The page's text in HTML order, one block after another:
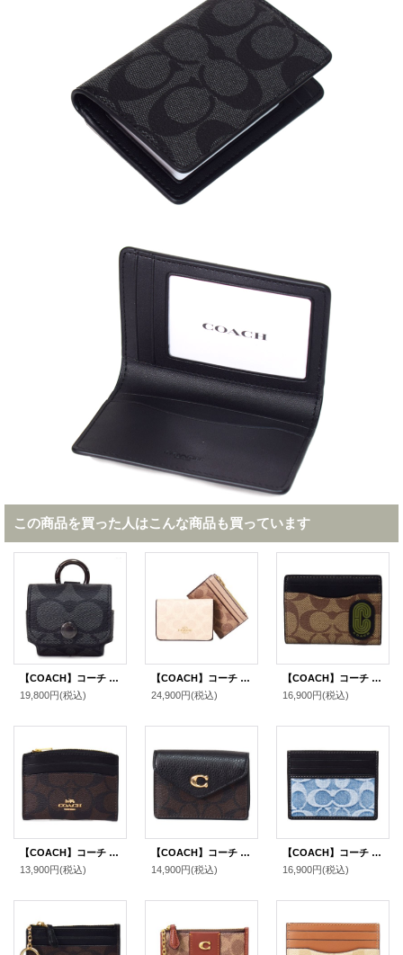
この商品を買った人はこんな商品も買っています
【COACH】コーチ コーティングキャンバス カーフレザー シグネチャー イヤホン airpods pro エアーポッズプロ ケース バッグチャーム キーホルダー チャコール（日本未発売）
19,800円(税込)
【COACH】コーチ 財布 カードケース付き コーティングキャンバス レザー シグネチャー ブロックド ウォレット コンパクト 三つ折り財布 サンド×タン（日本未発売）
24,900円(税込)
【COACH】コーチ コーティングキャンバス レザー シグネチャー マグネティック カードケース カードホルダー 二つ折り ID パスケース マネークリップ 定期入れ カーキ×オリーブグリーン（日本未発売）
16,900円(税込)
【COACH】コーチ コーティングキャンバス レザー シグネチャー シェイプド カードケース ロゴ 名刺入れ 定期入れ パスケース コインケース ブラウン×ブラック（日本未発売）
13,900円(税込)
【COACH】コーチ コーティングキャンバス ぺブルレザー シグネチャー タミー カードケース カードポーチ 定期入れ 名刺入れ コインケース ブラウン×ブラック（日本未発売）
14,900円(税込)
【COACH】コーチ カードケース デニム レザー シグネチャー スリム カードケース ID パスケース 名刺入れ 定期入れ ライトインディゴ（日本未発売）
16,900円(税込)